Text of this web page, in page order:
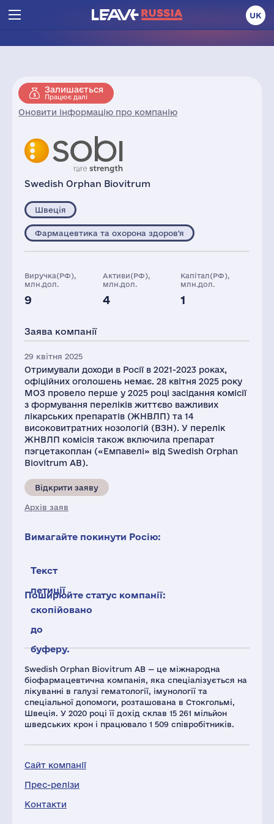
UK
Залишається
Працює далі
Оновити інформацію про компанію
Swedish Orphan Biovitrum
Swedish Orphan Biovitrum AB — це міжнародна
біофармацевтична компанія, яка спеціалізується на
лікуванні в галузі гематології, імунології та
спеціальної допомоги, розташована в Стокгольмі,
Швеція. У 2020 році її дохід склав 15 261 мільйон
шведських крон і працювало 1 509 співробітників.
Сайт компанії
Прес-релізи
Контакти
Швеція
Фармацевтика та охорона здоров'я
Виручка(РФ),
млн.дол.
9
Активи(РФ),
млн.дол.
4
Капітал(РФ),
млн.дол.
1
27
Заява компанії
29 квітня 2025
Отримували доходи в Росії в 2021-2023 роках,
офіційних оголошень немає. 28 квітня 2025 року
МОЗ провело перше у 2025 році засідання комісії
з формування переліків життєво важливих
лікарських препаратів (ЖНВЛП) та 14
високовитратних нозологій (ВЗН). У перелік
ЖНВЛП комісія також включила препарат
пэгцетакоплан («Емпавелі» від Swedish Orphan
Biovitrum АВ).
Відкрити заяву
Архів заяв
Вимагайте покинути Росію:
Текст
петиції
скопійовано
до
буферу.
Поширюйте статус компанії: